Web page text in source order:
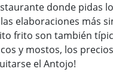
donde pidas
elaboraciones más
frito son también
y mostos, los
el Antojo!